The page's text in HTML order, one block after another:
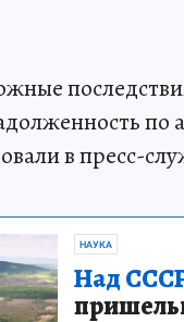
в пресс-
НАУКА
Над